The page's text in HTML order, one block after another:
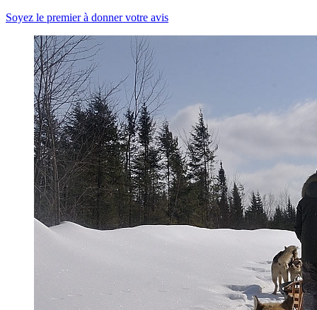
Soyez le premier à donner votre avis